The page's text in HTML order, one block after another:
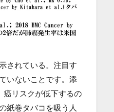
されている。注目す
いないことです。添
癌リスクが低下するの
紙巻タバコを吸う人